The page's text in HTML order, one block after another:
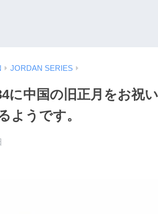
JORDAN SERIES
に中国の旧正月をお祝
ようです。